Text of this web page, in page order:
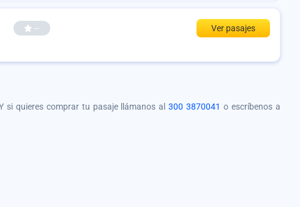
--
Ver pasajes
si quieres comprar tu pasaje llámanos al300 3870041 o escríbenos a